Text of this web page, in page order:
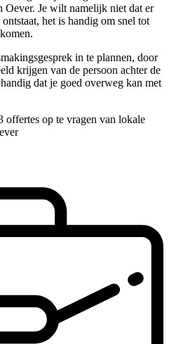
Oever. Je wilt namelijk niet dat er
het is handig om snel tot
in te plannen, door
krijgen van de persoon achter de
dat je goed overweg kan met
offertes op te vragen van lokale